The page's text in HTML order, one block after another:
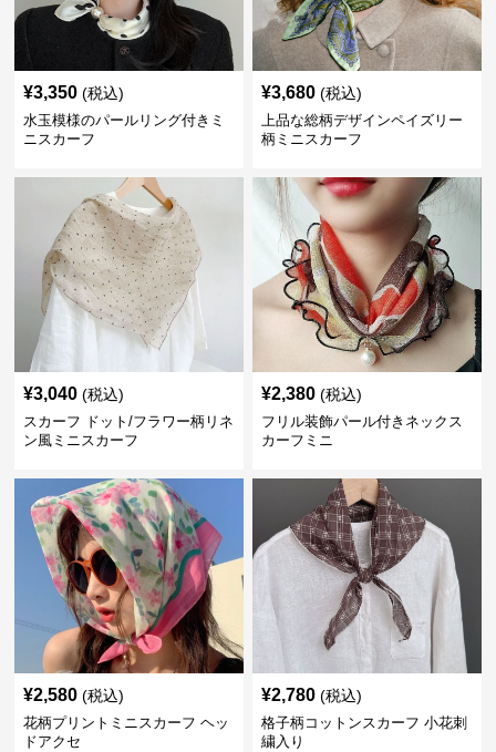
¥3,350 (税込)
水玉模様のパールリング付きミ
ニスカーフ
¥3,680 (税込)
上品な総柄デザインペイズリー
柄ミニスカーフ
¥3,040 (税込)
スカーフ ドット/フラワー柄リネ
ン風ミニスカーフ
¥2,380 (税込)
フリル装飾パール付きネックス
カーフミニ
¥2,580 (税込)
花柄プリントミニスカーフ ヘッ
ドアクセ
¥2,780 (税込)
格子柄コットンスカーフ 小花刺
繍入り